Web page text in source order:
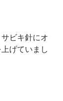
サビキ針にオ
げていまし